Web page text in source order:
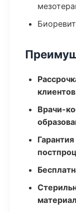
клиентов
Врачи-